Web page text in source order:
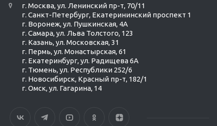
г. Москва, ул. Ленинский пр-т, 70/11
г. Санкт-Петербург, Екатерининский проспект 1
г. Воронеж, ул. Пушкинская, 4А
г. Самара, ул. Льва Толстого, 123
г. Казань, ул. Московская, 31
г. Пермь, ул. Монастырская, 61
г. Екатеринбург, ул. Радищева 6А
г. Тюмень, ул. Республики 252/6
г. Новосибирск, Красный пр-т, 182/1
г. Омск, ул. ​Гагарина, 14